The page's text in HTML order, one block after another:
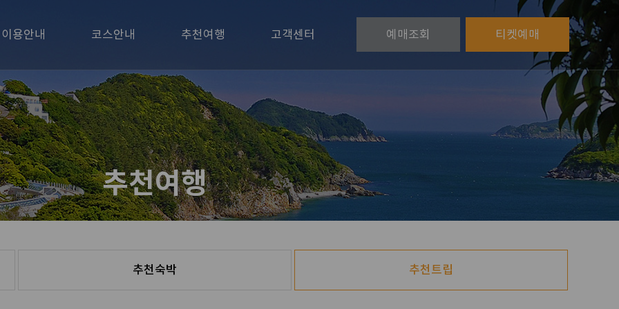
예매조회 티켓예매
이용안내 코스안내 추천여행 고객센터
추천여행
추천숙박 추천트립